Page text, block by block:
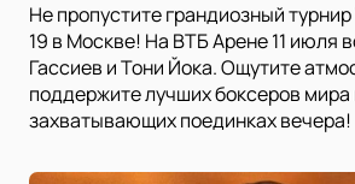
Не пропустите грандиозный
19 в Москве! На ВТБ Арене 11 июля
Гассиев и Тони Йока. Ощутите
поддержите лучших боксеров мира
захватывающих поединках вечера!